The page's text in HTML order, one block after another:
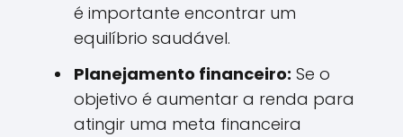
é importante encontrar um
equilíbrio saudável.
Planejamento financeiro: Se o
objetivo é aumentar a renda para
atingir uma meta financeira